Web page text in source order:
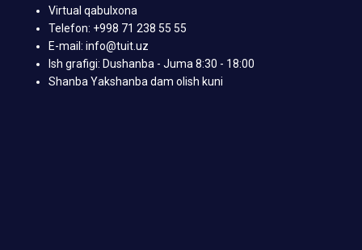
Virtual qabulxona
Telefon: +998 71 238 55 55
E-mail: info@tuit.uz
Ish grafigi: Dushanba - Juma 8:30 - 18:00
Shanba Yakshanba dam olish kuni